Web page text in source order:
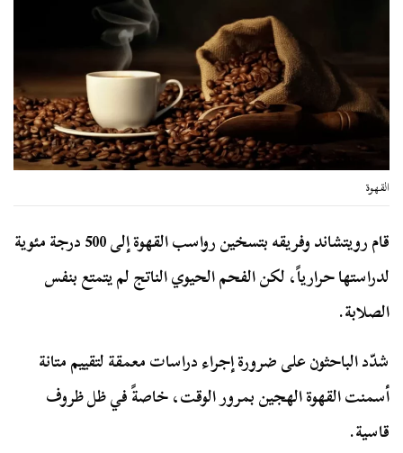
القهوة
قام رويتشاند وفريقه بتسخين رواسب القهوة إلى 500 درجة مئوية
لدراستها حرارياً، لكن الفحم الحيوي الناتج لم يتمتع بنفس
الصلابة.
شدّد الباحثون على ضرورة إجراء دراسات معمقة لتقييم متانة
أسمنت القهوة الهجين بمرور الوقت، خاصةً في ظل ظروف
قاسية.